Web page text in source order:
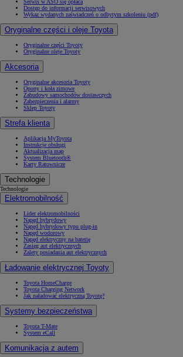
Serwis w ASO się opłaca
Dostęp do informacji serwisowych
Wykaz wydanych zaświadczeń o odbytym szkoleniu (pdf)
Oryginalne części i oleje Toyota
Oryginalne części Toyoty
Oryginalne oleje Toyoty
Akcesoria
Oryginalne akcesoria Toyoty
Opony i koła zimowe
Zabudowy samochodów dostawczych
Zabezpieczenia i alarmy
Sklep Toyoty
Strefa klienta
Aplikacja MyToyota
Instrukcje obsługi
Aktualizacja map
System Bluetooth®
Karty Ratownicze
Technologie
Technologie
Elektromobilność
Lider elektromobilności
Napęd hybrydowy
Napęd hybrydowy typu plug-in
Napęd wodorowy
Napęd elektryczny na baterię
Zasięg aut elektrycznych
Zalety posiadania aut elektrycznych
Ładowanie elektrycznej Toyoty
Toyota HomeCharge
Toyota Charging Network
Jak naładować elektryczną Toyotę?
Systemy bezpieczeństwa
Toyota T-Mate
System eCall
Komunikacja z autem